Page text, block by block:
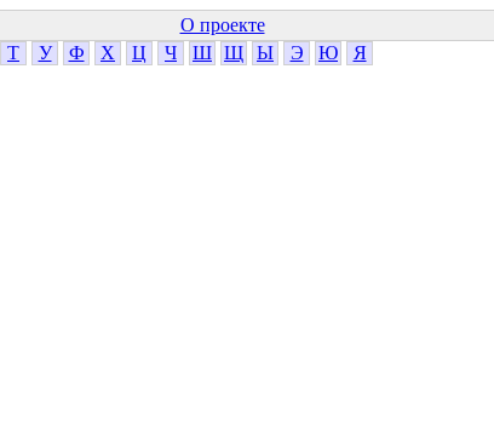
О проекте
Т У Ф Х Ц Ч Ш Щ Ы Э Ю Я